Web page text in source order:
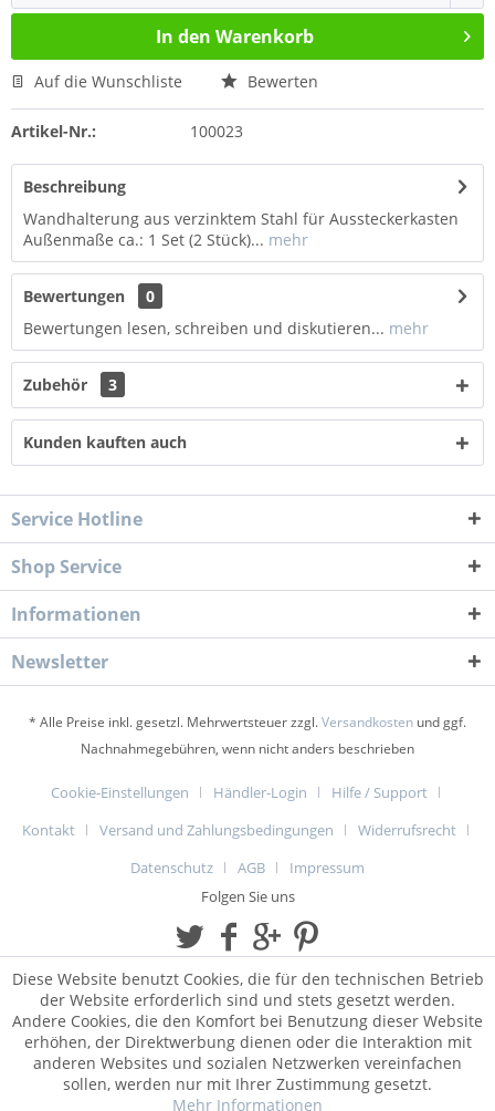
In den Warenkorb
Auf die Wunschliste Bewerten
Artikel-Nr.: 100023
Beschreibung
Wandhalterung aus verzinktem Stahl für Aussteckerkasten
Außenmaße ca.: 1 Set (2 Stück)... mehr
Bewertungen
0
Bewertungen lesen, schreiben und diskutieren... mehr
Zubehör 3
Kunden kauften auch
Service Hotline
Shop Service
Informationen
Newsletter
* Alle Preise inkl. gesetzl. Mehrwertsteuer zzgl.Versandkosten und ggf.
Nachnahmegebühren, wenn nicht anders beschrieben
Cookie-Einstellungen Händler-Login
Hilfe / Support
Kontakt
Versand und Zahlungsbedingungen
Widerrufsrecht
Datenschutz
AGB
Impressum
Folgen Sie uns
Diese Website benutzt Cookies, die für den technischen Betrieb
der Website erforderlich sind und stets gesetzt werden.
Andere Cookies, die den Komfort bei Benutzung dieser Website
erhöhen, der Direktwerbung dienen oder die Interaktion mit
anderen Websites und sozialen Netzwerken vereinfachen
sollen, werden nur mit Ihrer Zustimmung gesetzt.
Mehr Informationen